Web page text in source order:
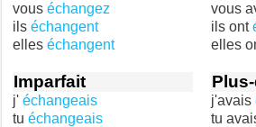
vous échangez
ils échangent
elles échangent
vous
ils ont
elles
Imparfait
j' échangeais
tu échangeais
j'avais
tu